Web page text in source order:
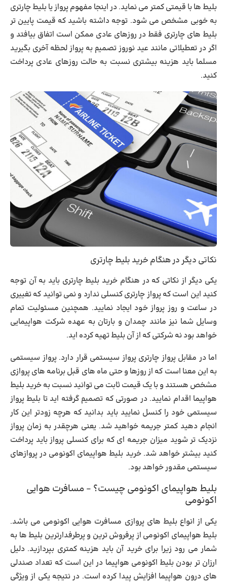
بلیط ها با قیمتی کمتر می نماید. در اینجا مفهوم پرواز یا بلیط چارتری
به خوبی مشخص می شود. توجه داشته باشید که قیمت پایین تر
بلیط های چارتری فقط در روزهای عادی ممکن است اتفاق بیافتد و
اگر در تعطیلاتی مانند عید نوروز تصمیم به پرواز لحظه آخری بگیرید
مسلما باید هزینه بیشتری نسبت به حالت روزهای عادی پرداخت
کنید.
نکاتی دیگر در هنگام خرید بلیط چارتری
یکی دیگر از نکاتی که در هنگام خرید بلیط چارتری باید به آن توجه
کنید این است که پرواز چارتری کنسلی ندارد و نمی توانید که تغییری
در ساعت و روز پرواز خود ایجاد نمایید. همچنین مسئولیت تمام
وسایل شما نیز مانند چمدان و بارتان به عهده شرکت هواپیمایی
خواهد بود نه شرکتی که از آن بلیط تهیه کرده اید.
اما در مقابل پرواز چارتری پرواز سیستمی قرار دارد. پرواز سیستمی
به این معنا است که از روزها و حتی ماه های قبل برنامه های پروازی
مشخص هستند و با یک قیمت ثابت می توانید نسبت به خرید بلیط
هواپیما اقدام نمایید. در صورتی که تصمیم گرفته اید تا بلیط پرواز
سیستمی خود را کنسل نمایید باید بدانید که هرچه زودتر این کار
انجام دهید کمتر جریمه خواهید شد. یعنی هرچقدر به زمان پرواز
نزدیک تر شوید میزان جریمه ای که برای کنسلی پرواز باید پرداخت
کنید بیشتر خواهد شد. خرید بلیط هواپیمای اکونومی در پروازهای
سیستمی مقدور خواهد بود.
بلیط هواپیمای اکونومی چیست؟ – مسافرت هوایی
اکونومی
یکی از انواع بلیط های پروازی مسافرت هوایی اکونومی می باشد.
بلیط هواپیمای اکونومی از پرفروش ترین و پرطرفدارترین بلیط ها به
شمار می رود زیرا برای خرید آن باید هزینه کمتری بپردازید. دلیل
ارزان تر بودن بلیط اکونومی هواپیما در این است که تعداد صندلی
های درون هواپیما افزایش پیدا کرده است. در نتیجه یکی از ویژگی